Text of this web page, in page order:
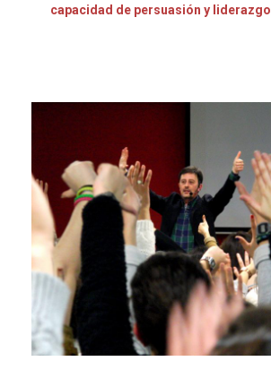
capacidad de persuasión y liderazgo